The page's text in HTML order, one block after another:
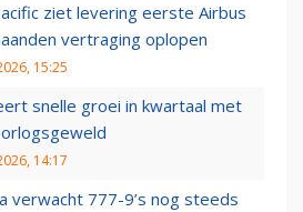
ziet levering eerste Airbus
vertraging oplopen
15:25
snelle groei in kwartaal met
14:17
verwacht 777-9’s nog steeds